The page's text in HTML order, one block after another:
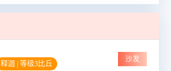
释迦 | 等级3比丘
沙发